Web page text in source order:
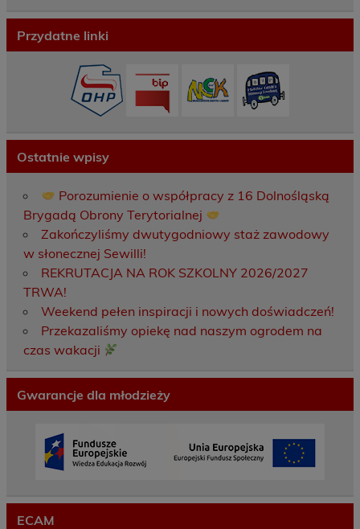
Przydatne linki
Ostatnie wpisy
Porozumienie o współpracy z 16 Dolnośląską
Brygadą Obrony Terytorialnej
Zakończyliśmy dwutygodniowy staż zawodowy
w słonecznej Sewilli!
REKRUTACJA NA ROK SZKOLNY 2026/2027
TRWA!
Weekend pełen inspiracji i nowych doświadczeń!
Przekazaliśmy opiekę nad naszym ogrodem na
czas wakacji
Gwarancje dla młodzieży
ECAM